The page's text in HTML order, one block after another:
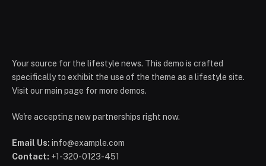
Your source for the lifestyle news. This demo is crafted
specifically to exhibit the use of the theme as a lifestyle site.
Visit our main page for more demos.
We're accepting new partnerships right now.
Email Us: info@example.com
Contact: +1-320-0123-451